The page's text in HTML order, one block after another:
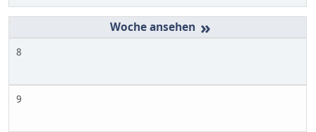
»
8
9